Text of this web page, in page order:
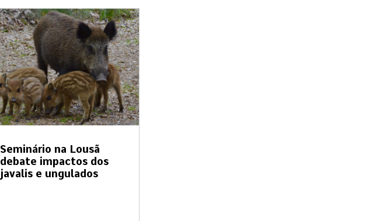
Seminário na Lousã
debate impactos dos
javalis e ungulados